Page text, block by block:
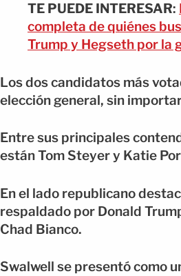
TE PUEDE INTERESAR:
completa de quiénes
Trump y Hegseth por la
Los dos candidatos más
elección general, sin
Entre sus principales
están Tom Steyer y Katie
En el lado republicano
respaldado por Donald
Chad Bianco.
Swalwell se presentó como